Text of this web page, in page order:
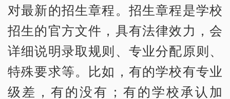
对最新的招生章程。招生章程是学校
招生的官方文件，具有法律效力，会
详细说明录取规则、专业分配原则、
特殊要求等。比如，有的学校有专业
级差，有的没有；有的学校承认加